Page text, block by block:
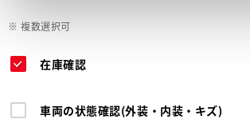
※ 複数選択可
在庫確認
車両の状態確認(外装・内装・キズ)